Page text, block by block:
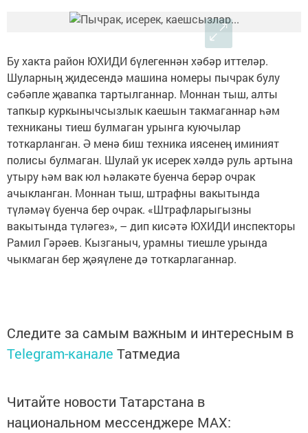
Бу хакта район ЮХИДИ бүлегеннән хәбәр иттеләр.
Шуларның җидесендә машина номеры пычрак булу
сәбәпле җавапка тартылганнар. Моннан тыш, алты
тапкыр куркынычсызлык каешын такмаганнар һәм
техниканы тиеш булмаган урынга куючылар
тоткарланган. Ә менә биш техника иясенең иминият
полисы булмаган. Шулай ук исерек хәлдә руль артына
утыру һәм вак юл һәлакәте буенча берәр очрак
ачыкланган. Моннан тыш, штрафны вакытында
түләмәү буенча бер очрак. «Штрафларыгызны
вакытында түләгез», – дип кисәтә ЮХИДИ инспекторы
Рамил Гәрәев. Кызганыч, урамны тиешле урында
чыкмаган бер җәяүлене дә тоткарлаганнар.
Следите за самым важным и интересным в
Telegram-канале Татмедиа
Читайте новости Татарстана в
национальном мессенджере MАХ: